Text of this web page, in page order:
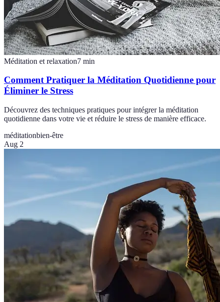
Méditation et relaxation7 min
Comment Pratiquer la Méditation Quotidienne pour
Éliminer le Stress
Découvrez des techniques pratiques pour intégrer la méditation
quotidienne dans votre vie et réduire le stress de manière efficace.
méditationbien-être
Aug 2